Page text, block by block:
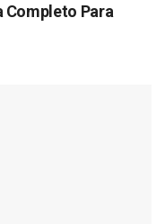
Completo Para